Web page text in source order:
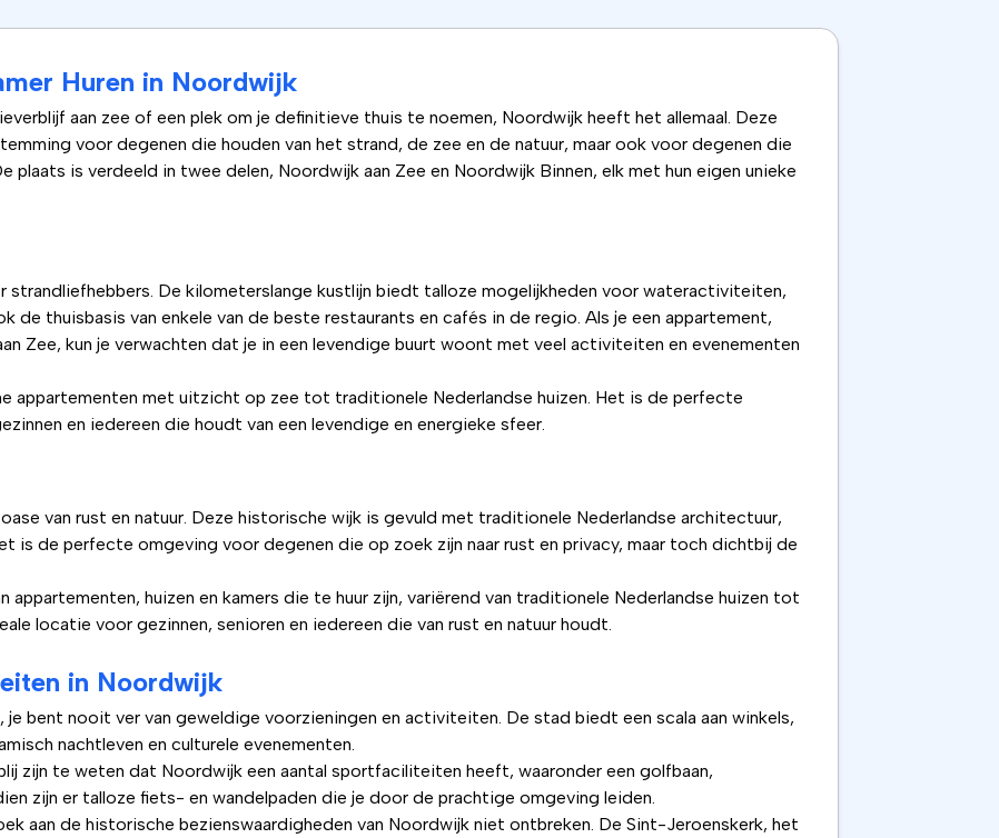
Huren in Noordwijk
aan zee of een plek om je definitieve thuis te noemen, Noordwijk heeft het allemaal. Deze
voor degenen die houden van het strand, de zee en de natuur, maar ook voor degenen die
plaats is verdeeld in twee delen, Noordwijk aan Zee en Noordwijk Binnen, elk met hun eigen unieke
strandliefhebbers. De kilometerslange kustlijn biedt talloze mogelijkheden voor wateractiviteiten,
de thuisbasis van enkele van de beste restaurants en cafés in de regio. Als je een appartement,
Zee, kun je verwachten dat je in een levendige buurt woont met veel activiteiten en evenementen
appartementen met uitzicht op zee tot traditionele Nederlandse huizen. Het is de perfecte
en iedereen die houdt van een levendige en energieke sfeer.
van rust en natuur. Deze historische wijk is gevuld met traditionele Nederlandse architectuur,
is de perfecte omgeving voor degenen die op zoek zijn naar rust en privacy, maar toch dichtbij de
appartementen, huizen en kamers die te huur zijn, variërend van traditionele Nederlandse huizen tot
locatie voor gezinnen, senioren en iedereen die van rust en natuur houdt.
in Noordwijk
bent nooit ver van geweldige voorzieningen en activiteiten. De stad biedt een scala aan winkels,
nachtleven en culturele evenementen.
zijn te weten dat Noordwijk een aantal sportfaciliteiten heeft, waaronder een golfbaan,
zijn er talloze fiets- en wandelpaden die je door de prachtige omgeving leiden.
aan de historische bezienswaardigheden van Noordwijk niet ontbreken. De Sint-Jeroenskerk, het